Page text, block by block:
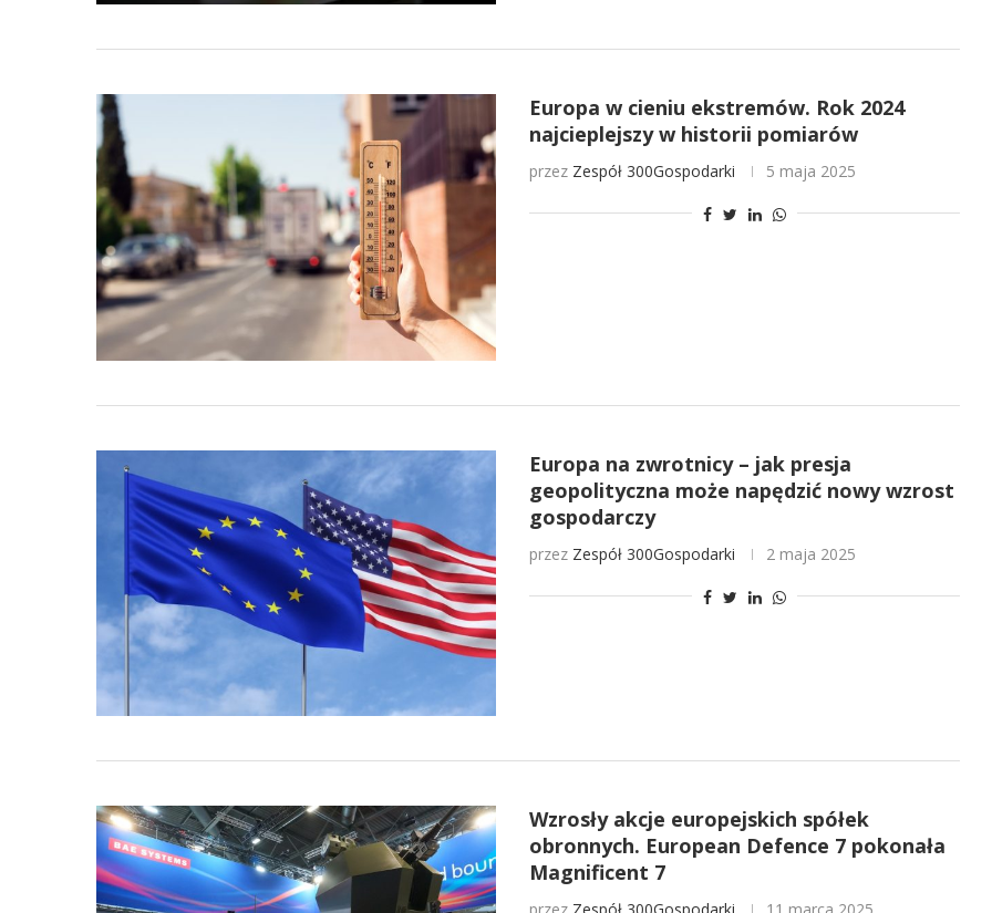
Europa w cieniu ekstremów. Rok 2024
najcieplejszy w historii pomiarów
przez Zespół 300Gospodarki 5 maja 2025
Europa na zwrotnicy – jak presja
geopolityczna może napędzić nowy wzrost
gospodarczy
przez Zespół 300Gospodarki 2 maja 2025
Wzrosły akcje europejskich spółek
obronnych. European Defence 7 pokonała
Magnificent 7